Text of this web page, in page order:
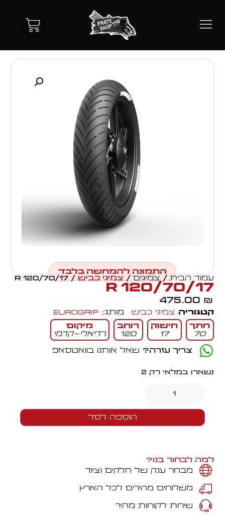
התמונה להמחשה בלבד
עמוד הבית/ צמיגים / צמיגי כביש / 120/70/17 R
120/70/17 R
475.00 ₪
קטגוריה צמיגי כביש מותג:Eurogrip
חתך
70
חישוק
17
רוחב
120
מיקום
רדיאלי-קדמי
צריך עזרה? שאל אותנו בוואטסאפ
נשארו במלאי רק 2
הוספה לסל
למה לבחור בנו?
מבחר ענק של חלקים וציוד
משלוחים מהירים לכל הארץ
שירות לקוחות מהיר